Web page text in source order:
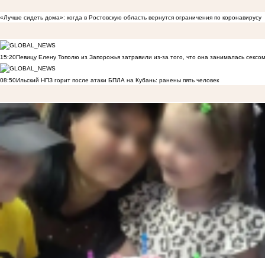
«Лучше сидеть дома»: когда в Ростовскую область вернутся ограничения по коронавирусу
15:20Певицу Елену Тополю из Запорожья затравили из-за того, что она занималась
08:50Ильский НПЗ горит после атаки БПЛА на Кубань: ранены пять человек